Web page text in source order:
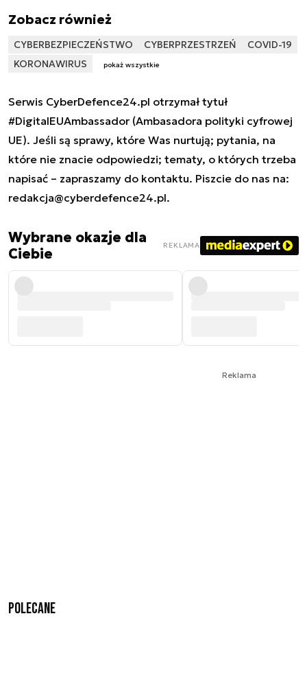
Zobacz również
CYBERBEZPIECZEŃSTWO CYBERPRZESTRZEŃ
COVID-19
KORONAWIRUS
pokaż wszystkie
Serwis CyberDefence24.pl otrzymał tytuł
#DigitalEUAmbassador (Ambasadora polityki cyfrowej
UE). Jeśli są sprawy, które Was nurtują; pytania, na
które nie znacie odpowiedzi; tematy, o których trzeba
napisać – zapraszamy do kontaktu. Piszcie do nas na:
redakcja@cyberdefence24.pl.
Wybrane okazje dla
Ciebie
REKLAMA
Reklama
Polecane